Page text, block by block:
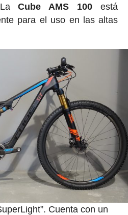
LaCube AMS 100 está
para el uso en las altas
Cuenta con un